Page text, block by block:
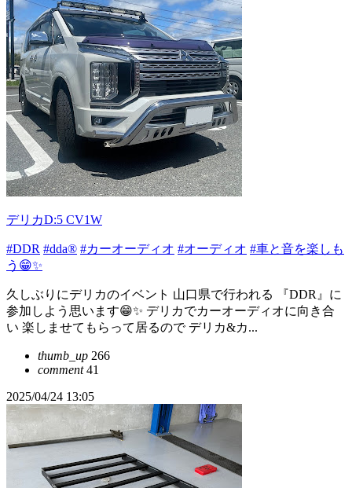
デリカD:5 CV1W
#DDR #dda®︎ #カーオーディオ #オーディオ #車と音を楽しも
う😁✨
久しぶりにデリカのイベント 山口県で行われる 『DDR』に
参加しよう思います😁✨ デリカでカーオーディオに向き合
い 楽しませてもらって居るので デリカ&カ...
thumb_up 266
comment41
2025/04/24 13:05